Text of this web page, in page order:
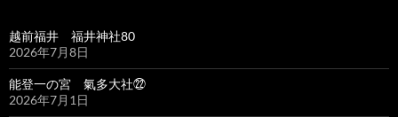
越前福井 福井神社80
2026年7月8日
能登一の宮 氣多大社㉒
2026年7月1日